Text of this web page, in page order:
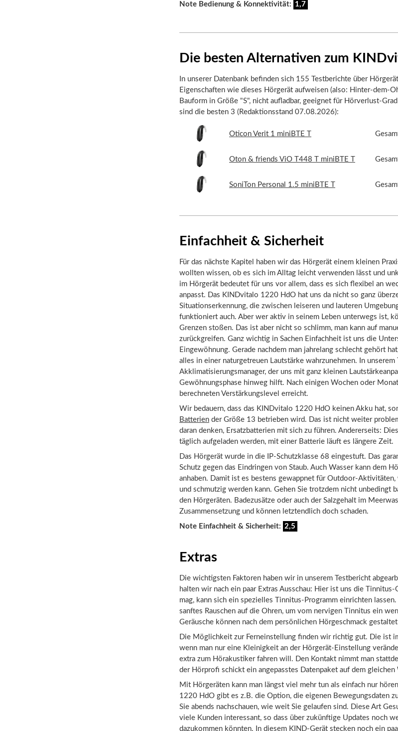
Note Bedienung & Konnektivität: 1,7
Die besten Alternativen zum
In unserer Datenbank befinden sich 155 Testberichte über
Eigenschaften wie dieses Hörgerät aufweisen (also: Hinter-dem-
Bauform in Größe "S", nicht aufladbar, geeignet für Hörverlust-
sind die besten 3 (Redaktionsstand 07.08.2026):
Oticon Verit 1 miniBTE T
Oton & friends ViO T448 T miniBTE T
SoniTon Personal 1.5 miniBTE T
Einfachheit & Sicherheit
Für das nächste Kapitel haben wir das Hörgerät einem kleinen
wollten wissen, ob es sich im Alltag leicht verwenden lässt und
im Hörgerät bedeutet für uns vor allem, dass es sich flexibel an
anpasst. Das KINDvitalo 1220 HdO hat uns da nicht so ganz
Situationserkennung, die zwischen leiseren und lauteren
funktioniert auch. Aber wer aktiv in seinem Leben unterwegs ist,
Grenzen stoßen. Das ist aber nicht so schlimm, man kann auf
zurückgreifen. Ganz wichtig in Sachen Einfachheit ist uns die
Eingewöhnung. Gerade nachdem man jahrelang schlecht gehört
alles in einer naturgetreuen Lautstärke wahrzunehmen. In unserem
Akklimatisierungsmanager, der uns mit ganz kleinen
Gewöhnungsphase hinweg hilft. Nach einigen Wochen oder
berechneten Verstärkungslevel erreicht.
Wir bedauern, dass das KINDvitalo 1220 HdO keinen Akku hat,
Batterien der Größe 13 betrieben wird. Das ist nicht weiter
daran denken, Ersatzbatterien mit sich zu führen. Andererseits:
täglich aufgeladen werden, mit einer Batterie läuft es längere Zeit.
Das Hörgerät wurde in die IP-Schutzklasse 68 eingestuft. Das
Schutz gegen das Eindringen von Staub. Auch Wasser kann dem
anhaben. Damit ist es bestens gewappnet für Outdoor-Aktivitäten,
und schmutzig werden kann. Gehen Sie trotzdem nicht unbedingt
den Hörgeräten. Badezusätze oder auch der Salzgehalt im
Zusammensetzung und können letztendlich doch schaden.
Note Einfachheit & Sicherheit: 2,5
Extras
Die wichtigsten Faktoren haben wir in unserem Testbericht
halten wir nach ein paar Extras Ausschau: Hier ist uns die
mag, kann sich ein spezielles Tinnitus-Programm einrichten
sanftes Rauschen auf die Ohren, um vom nervigen Tinnitus ein
Geräusche können nach dem persönlichen Hörgeschmack
Die Möglichkeit zur Ferneinstellung finden wir richtig gut. Die ist
wenn man nur eine Kleinigkeit an der Hörgerät-Einstellung
extra zum Hörakustiker fahren will. Den Kontakt nimmt man
der Hörprofi schickt ein angepasstes Datenpaket auf dem gleichen
Mit Hörgeräten kann man längst viel mehr tun als einfach nur
1220 HdO gibt es z.B. die Option, die eigenen Bewegungsdaten
Sie abends nachschauen, wie weit Sie gelaufen sind. Diese Art
viele Kunden interessant, so dass über zukünftige Updates noch
dazukommen könnten. In diesem KIND-Gerät stecken noch ein